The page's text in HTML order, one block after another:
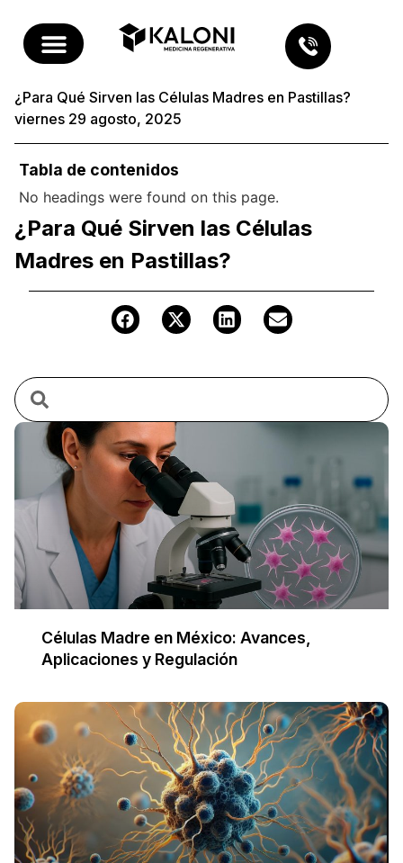
¿Para Qué Sirven las Células Madres en Pastillas?
viernes 29 agosto, 2025
Tabla de contenidos
No headings were found on this page.
¿Para Qué Sirven las Células
Madres en Pastillas?
Células Madre en México: Avances,
Aplicaciones y Regulación